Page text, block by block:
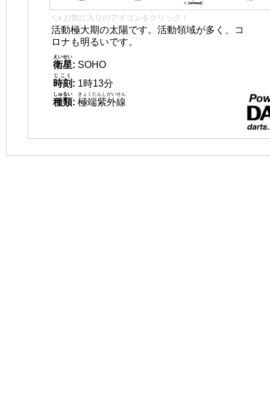
👈 お気に入りのアイコンをクリック！
活動極大期の太陽です。活動領域が多く、コ
ロナも明るいです。
衛星
えいせい
: SOHO
時刻
じこく
: 1時13分
種類
しゅるい
: 極端紫外線
きょくたんしがいせん